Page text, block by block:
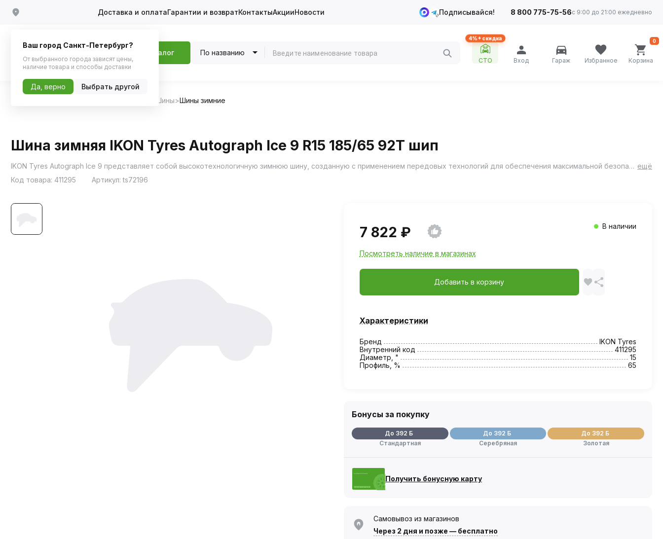
Доставка и оплатаГарантии и возвратКонтактыАкцииНовости Подписывайся! 8 800 775-75-56с 9:00 до 21:00 ежедневно
Каталог По названию
4%+ скидка
СТО Вход Гараж Избранное Корзина
0
Шины Шины зимние
Шина зимняя IKON Tyres Autograph Ice 9 R15 185/65 92T шип
IKON Tyres Autograph Ice 9 представляет собой высокотехнологичную зимнюю шину, созданную с применением передовых технологий для обеспечения максимальной безопасности и комфорта в сложных зимних условиях. ещё
Код товара: 411295 Артикул:ts72196
7 822 ₽ В наличии
Посмотреть наличие в магазинах
Добавить в корзину
Характеристики
Бренд
IKON Tyres
Внутренний код
411295
Диаметр, "
15
Профиль, %
65
Бонусы за покупку
До 392 Б
Стандартная
До 392 Б
Серебряная
До 392 Б
Золотая
Получить бонусную карту
Самовывоз из магазинов
Через 2 дня и позже — бесплатно
Ваш город Санкт-Петербург?
От выбранного города зависят цены,
наличие товара и способы доставки
Да, верно Выбрать другой